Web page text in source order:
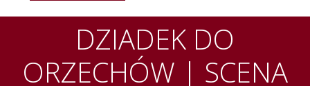
DZIADEK DO
ORZECHÓW | SCENA
Festiwal
Kurs instruktorski
Sprawozdania
Kontakt